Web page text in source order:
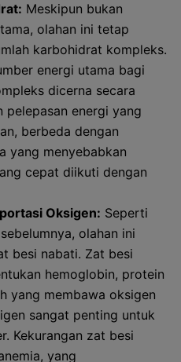
Meskipun bukan
olahan ini tetap
karbohidrat kompleks.
energi utama bagi
dicerna secara
pelepasan energi yang
berbeda dengan
yang menyebabkan
cepat diikuti dengan
Oksigen: Seperti
olahan ini
besi nabati. Zat besi
hemoglobin, protein
yang membawa oksigen
sangat penting untuk
Kekurangan zat besi
yang